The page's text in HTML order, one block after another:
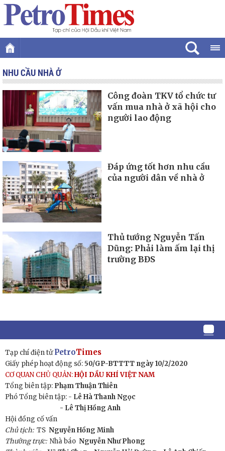
NHU CẦU NHÀ Ở
Công đoàn TKV tổ chức tư
vấn mua nhà ở xã hội cho
người lao động
Đáp ứng tốt hơn nhu cầu
của người dân về nhà ở
Thủ tướng Nguyễn Tấn
Dũng: Phải làm ấm lại thị
trường BĐS
Tạp chí điện tửPetroTimes
Giấy phép hoạt động số: 50/GP-BTTTT ngày 10/2/2020
CƠ QUAN CHỦ QUẢN:HỘI DẦU KHÍ VIỆT NAM
Tổng biên tập: Phạm Thuận Thiên
Phó Tổng biên tập: - Lê Hà Thanh Ngọc
- Lê Thị Hồng Anh
Hội đồng cố vấn
Chủ tịch:TS Nguyễn Hồng Minh
Thường trực: Nhà báo Nguyễn Như Phong